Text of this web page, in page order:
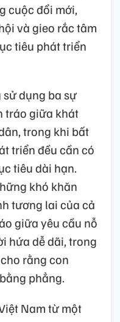
cuộc đổi mới,
và gieo rắc tâm
tiêu phát triển
dụng ba sự
tráo giữa khát
trong khi bất
triển đều cần có
tiêu dài hạn.
khó khăn
tương lai của cả
giữa yêu cầu nỗ
hứa dễ dãi, trong
rằng con
phẳng.
Nam từ một